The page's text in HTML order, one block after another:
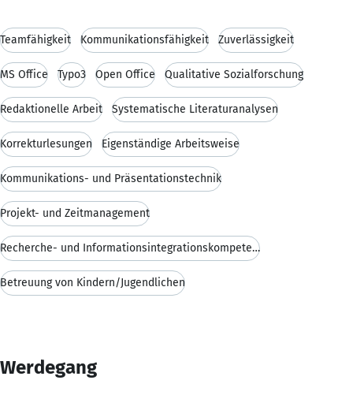
Teamfähigkeit Kommunikationsfähigkeit Zuverlässigkeit
MS Office Typo3 Open Office Qualitative Sozialforschung
Redaktionelle Arbeit Systematische Literaturanalysen
Korrekturlesungen Eigenständige Arbeitsweise
Kommunikations- und Präsentationstechnik
Projekt- und Zeitmanagement
Recherche- und Informationsintegrationskompetenz
Betreuung von Kindern/Jugendlichen
Werdegang